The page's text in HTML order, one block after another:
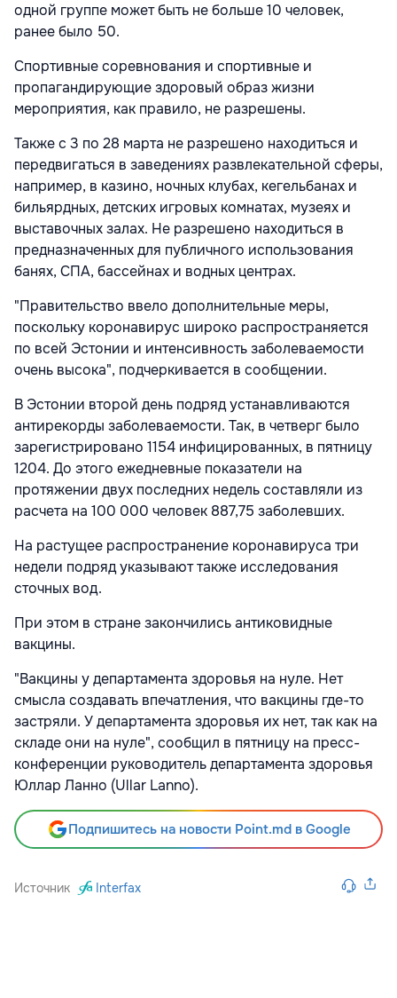
одной группе может быть не больше 10 человек,
ранее было 50.
Спортивные соревнования и спортивные и
пропагандирующие здоровый образ жизни
мероприятия, как правило, не разрешены.
Также с 3 по 28 марта не разрешено находиться и
передвигаться в заведениях развлекательной сферы,
например, в казино, ночных клубах, кегельбанах и
бильярдных, детских игровых комнатах, музеях и
выставочных залах. Не разрешено находиться в
предназначенных для публичного использования
банях, СПА, бассейнах и водных центрах.
"Правительство ввело дополнительные меры,
поскольку коронавирус широко распространяется
по всей Эстонии и интенсивность заболеваемости
очень высока", подчеркивается в сообщении.
В Эстонии второй день подряд устанавливаются
антирекорды заболеваемости. Так, в четверг было
зарегистрировано 1154 инфицированных, в пятницу
1204. До этого ежедневные показатели на
протяжении двух последних недель составляли из
расчета на 100 000 человек 887,75 заболевших.
На растущее распространение коронавируса три
недели подряд указывают также исследования
сточных вод.
При этом в стране закончились антиковидные
вакцины.
"Вакцины у департамента здоровья на нуле. Нет
смысла создавать впечатления, что вакцины где-то
застряли. У департамента здоровья их нет, так как на
складе они на нуле", сообщил в пятницу на пресс-
конференции руководитель департамента здоровья
Юллар Ланно (Ullar Lanno).
Подпишитесь на новости Point.md в Google
Источник Interfax